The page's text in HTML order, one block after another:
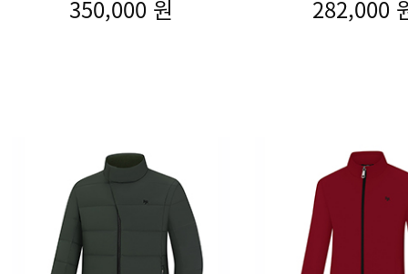
350,000 원
282,000